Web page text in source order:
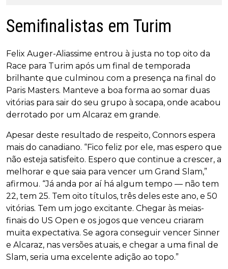
Semifinalistas em Turim
Felix Auger-Aliassime entrou à justa no top oito da
Race para Turim após um final de temporada
brilhante que culminou com a presença na final do
Paris Masters. Manteve a boa forma ao somar duas
vitórias para sair do seu grupo à socapa, onde acabou
derrotado por um Alcaraz em grande.
Apesar deste resultado de respeito, Connors espera
mais do canadiano. “Fico feliz por ele, mas espero que
não esteja satisfeito. Espero que continue a crescer, a
melhorar e que saia para vencer um Grand Slam,”
afirmou. “Já anda por aí há algum tempo — não tem
22, tem 25. Tem oito títulos, três deles este ano, e 50
vitórias. Tem um jogo excitante. Chegar às meias-
finais do US Open e os jogos que venceu criaram
muita expectativa. Se agora conseguir vencer Sinner
e Alcaraz, nas versões atuais, e chegar a uma final de
Slam, seria uma excelente adição ao topo.”